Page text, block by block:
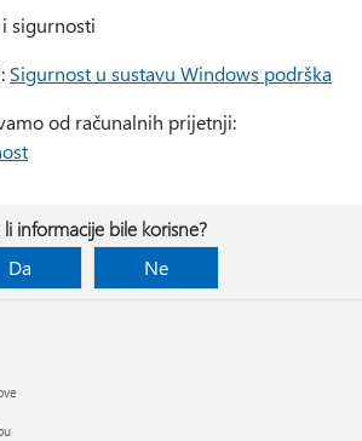
sigurnosti
Sigurnost u sustavu Windows podrška
od računalnih prijetnji:
li informacije bile korisne?
Da
Ne